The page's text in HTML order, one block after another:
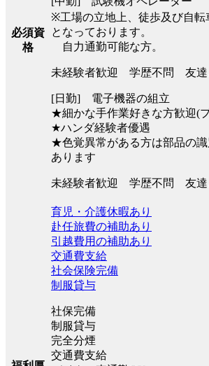
必須資
格
※工場の立地上、徒歩及び自転
となっております。
自力通勤可能な方。
未経験者歓迎 学歴不問 友達
[日勤] 電子機器の組立
★細かな手作業好きな方歓迎(
★ハンダ経験者優遇
★色覚異常がある方は部品の
あります
未経験者歓迎 学歴不問 友達
育児・介護休暇あり
赴任旅費の補助あり
引越費用の補助あり
交通費支給
社会保険完備
制服貸与
社保完備
制服貸与
完全分煙
交通費支給